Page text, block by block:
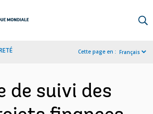
Cette page en : Français
de suivi des